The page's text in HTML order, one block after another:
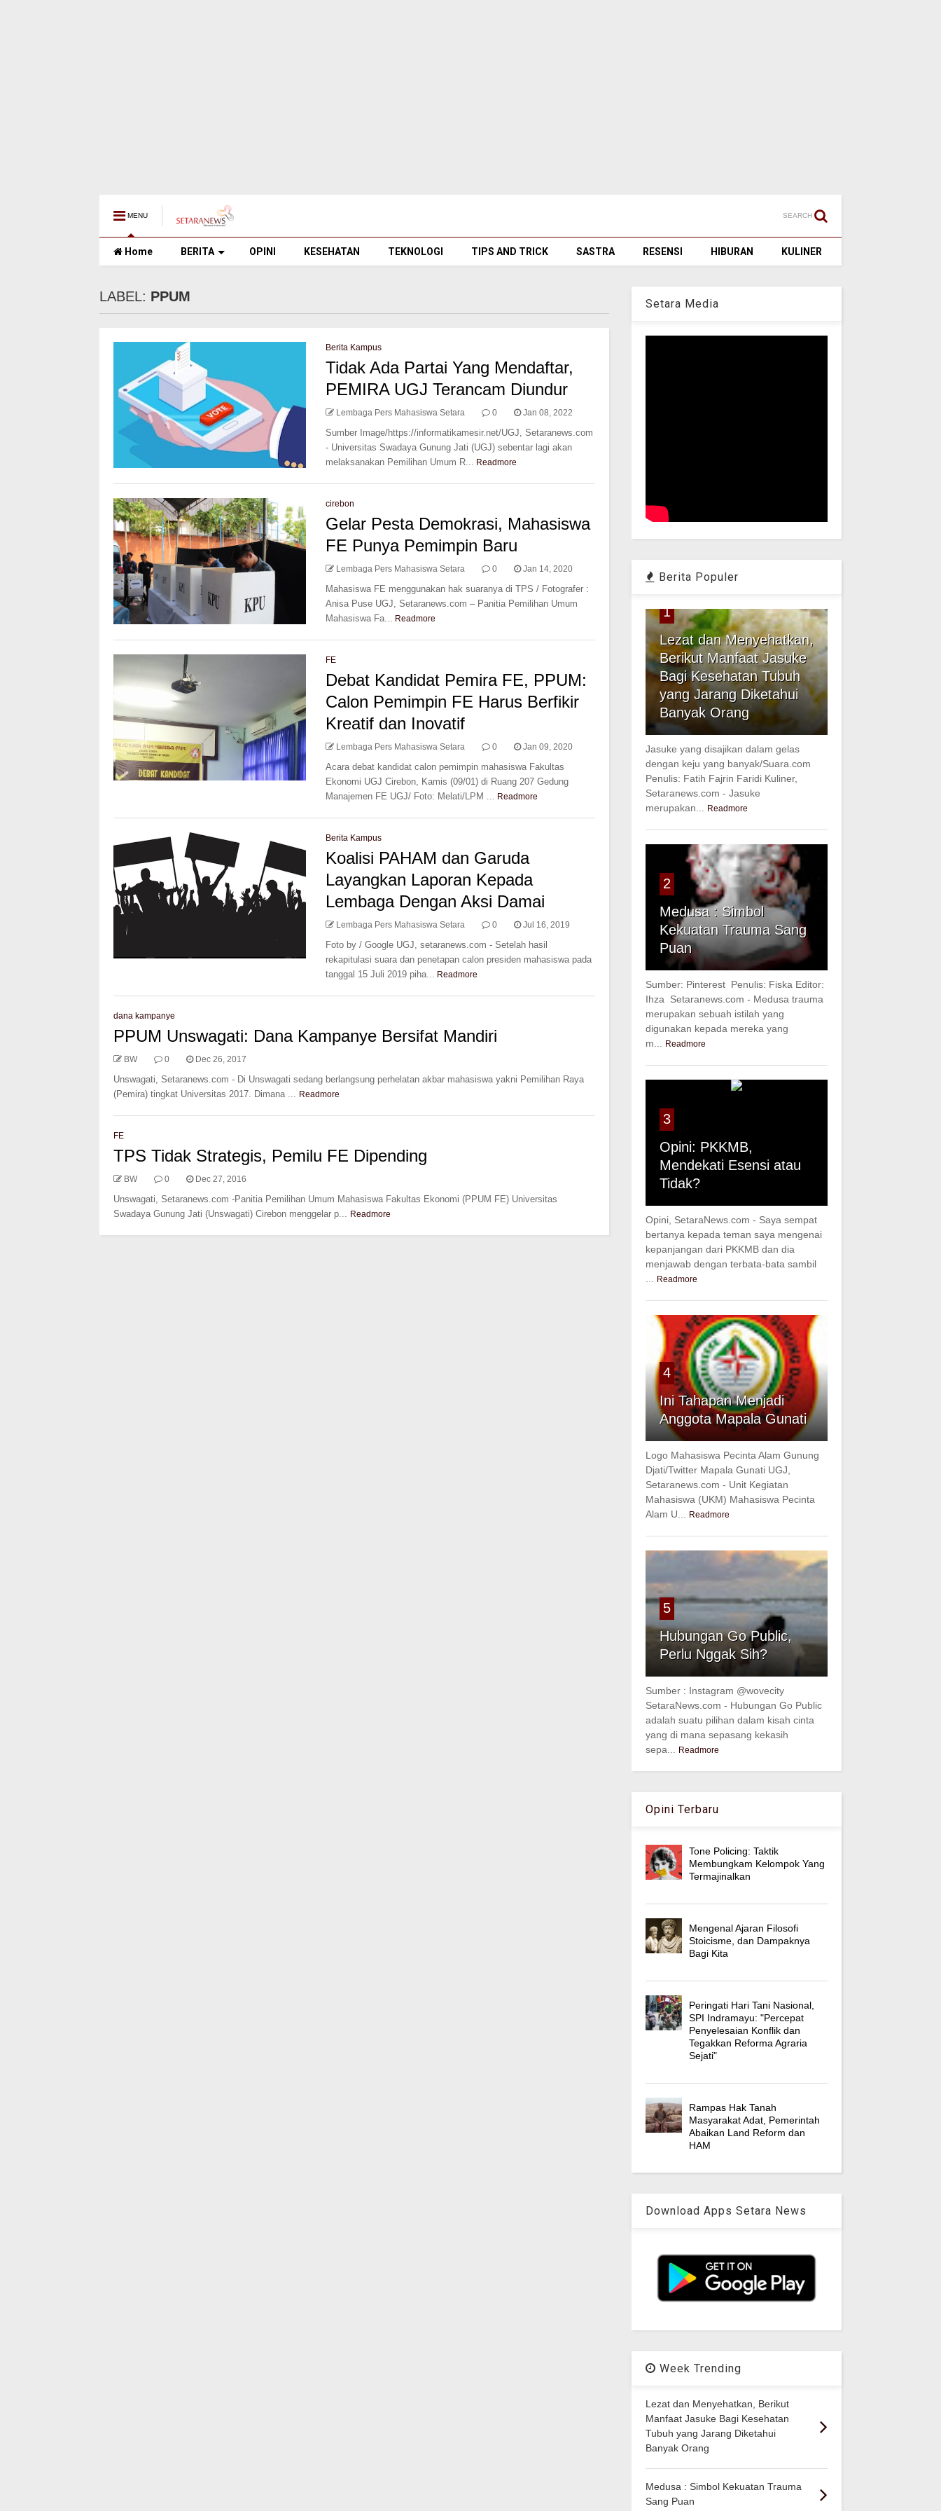
MENU SEARCH
Home BERITA OPINI KESEHATAN TEKNOLOGI TIPS AND TRICK SASTRA RESENSI HIBURAN KULINER
LABEL: PPUM
Berita Kampus
Tidak Ada Partai Yang Mendaftar,
PEMIRA UGJ Terancam Diundur
Lembaga Pers Mahasiswa Setara 0 Jan 08, 2022
Sumber Image/https://informatikamesir.net/UGJ, Setaranews.com
- Universitas Swadaya Gunung Jati (UGJ) sebentar lagi akan
melaksanakan Pemilihan Umum R... Readmore
cirebon
Gelar Pesta Demokrasi, Mahasiswa
FE Punya Pemimpin Baru
Lembaga Pers Mahasiswa Setara 0 Jan 14, 2020
Mahasiswa FE menggunakan hak suaranya di TPS / Fotografer :
Anisa Puse UGJ, Setaranews.com – Panitia Pemilihan Umum
Mahasiswa Fa... Readmore
FE
Debat Kandidat Pemira FE, PPUM:
Calon Pemimpin FE Harus Berfikir
Kreatif dan Inovatif
Lembaga Pers Mahasiswa Setara 0 Jan 09, 2020
Acara debat kandidat calon pemimpin mahasiswa Fakultas
Ekonomi UGJ Cirebon, Kamis (09/01) di Ruang 207 Gedung
Manajemen FE UGJ/ Foto: Melati/LPM ... Readmore
Berita Kampus
Koalisi PAHAM dan Garuda
Layangkan Laporan Kepada
Lembaga Dengan Aksi Damai
Lembaga Pers Mahasiswa Setara 0 Jul 16, 2019
Foto by / Google UGJ, setaranews.com - Setelah hasil
rekapitulasi suara dan penetapan calon presiden mahasiswa pada
tanggal 15 Juli 2019 piha... Readmore
dana kampanye
PPUM Unswagati: Dana Kampanye Bersifat Mandiri
BW 0 Dec 26, 2017
Unswagati, Setaranews.com - Di Unswagati sedang berlangsung perhelatan akbar mahasiswa yakni Pemilihan Raya
(Pemira) tingkat Universitas 2017. Dimana ... Readmore
FE
TPS Tidak Strategis, Pemilu FE Dipending
BW 0 Dec 27, 2016
Unswagati, Setaranews.com -Panitia Pemilihan Umum Mahasiswa Fakultas Ekonomi (PPUM FE) Universitas
Swadaya Gunung Jati (Unswagati) Cirebon menggelar p... Readmore
Setara Media
Berita Populer
1
Lezat dan Menyehatkan,
Berikut Manfaat Jasuke
Bagi Kesehatan Tubuh
yang Jarang Diketahui
Banyak Orang
Jasuke yang disajikan dalam gelas
dengan keju yang banyak/Suara.com
Penulis: Fatih Fajrin Faridi Kuliner,
Setaranews.com - Jasuke
merupakan...
Readmore
2
Medusa : Simbol
Kekuatan Trauma Sang
Puan
Sumber: Pinterest Penulis: Fiska Editor:
Ihza Setaranews.com - Medusa trauma
merupakan sebuah istilah yang
digunakan kepada mereka yang
m...
Readmore
3
Opini: PKKMB,
Mendekati Esensi atau
Tidak?
Opini, SetaraNews.com - Saya sempat
bertanya kepada teman saya mengenai
kepanjangan dari PKKMB dan dia
menjawab dengan terbata-bata sambil
Readmore
4
Ini Tahapan Menjadi
Anggota Mapala Gunati
Logo Mahasiswa Pecinta Alam Gunung
Djati/Twitter Mapala Gunati UGJ,
Setaranews.com - Unit Kegiatan
Mahasiswa (UKM) Mahasiswa Pecinta
Alam U...
Readmore
5
Hubungan Go Public,
Perlu Nggak Sih?
Sumber : Instagram @wovecity
SetaraNews.com - Hubungan Go Public
adalah suatu pilihan dalam kisah cinta
yang di mana sepasang kekasih
sepa...
Readmore
Opini Terbaru
Tone Policing: Taktik
Membungkam Kelompok Yang
Termajinalkan
Mengenal Ajaran Filosofi
Stoicisme, dan Dampaknya
Bagi Kita
Peringati Hari Tani Nasional,
SPI Indramayu: "Percepat
Penyelesaian Konflik dan
Tegakkan Reforma Agraria
Sejati"
Rampas Hak Tanah
Masyarakat Adat, Pemerintah
Abaikan Land Reform dan
HAM
Download Apps Setara News
Week Trending
Lezat dan Menyehatkan, Berikut
Manfaat Jasuke Bagi Kesehatan
Tubuh yang Jarang Diketahui
Banyak Orang
Medusa : Simbol Kekuatan Trauma
Sang Puan